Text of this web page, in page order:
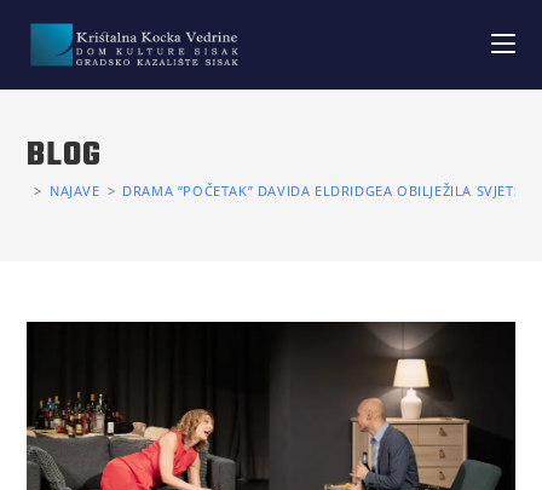
BLOG
> NAJAVE > DRAMA “POČETAK” DAVIDA ELDRIDGEA OBILJEŽILA